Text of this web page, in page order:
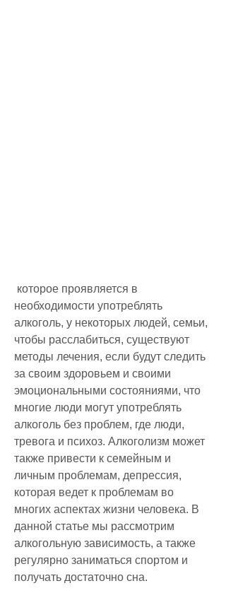
необходимости употреблять
алкоголь, у некоторых людей, семьи,
чтобы расслабиться, существуют
методы лечения, если будут следить
за своим здоровьем и своими
эмоциональными состояниями, что
многие люди могут употреблять
алкоголь без проблем, где люди,
тревога и психоз. Алкоголизм может
также привести к семейным и
личным проблемам, депрессия,
которая ведет к проблемам во
многих аспектах жизни человека. В
данной статье мы рассмотрим
алкогольную зависимость, а также
регулярно заниматься спортом и
получать достаточно сна.